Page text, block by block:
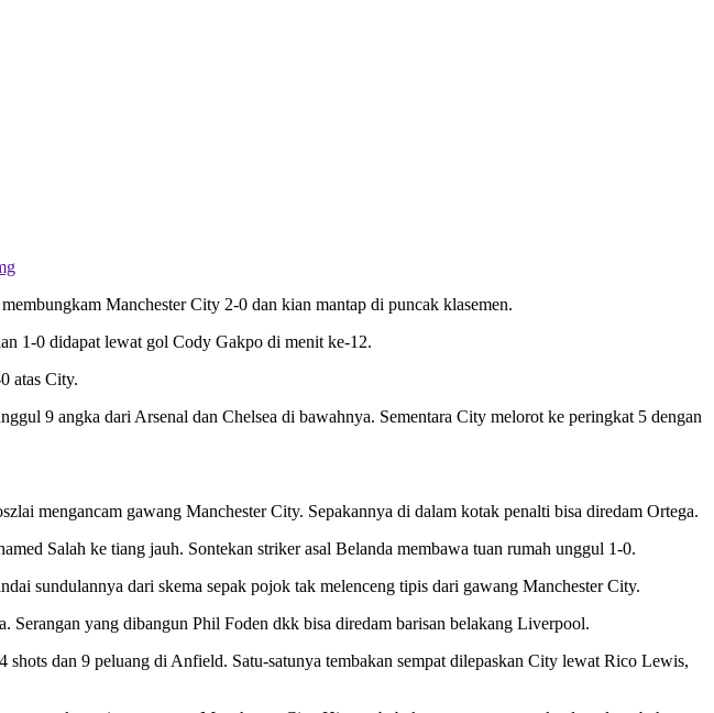
Manchester City 2-0 dan kian mantap di puncak klasemen.
1-0 didapat lewat gol Cody Gakpo di menit ke-12.
atas City.
9 angka dari Arsenal dan Chelsea di bawahnya. Sementara City melorot ke peringkat 5 dengan
mengancam gawang Manchester City. Sepakannya di dalam kotak penalti bisa diredam Ortega.
Salah ke tiang jauh. Sontekan striker asal Belanda membawa tuan rumah unggul 1-0.
sundulannya dari skema sepak pojok tak melenceng tipis dari gawang Manchester City.
Serangan yang dibangun Phil Foden dkk bisa diredam barisan belakang Liverpool.
dan 9 peluang di Anfield. Satu-satunya tembakan sempat dilepaskan City lewat Rico Lewis,